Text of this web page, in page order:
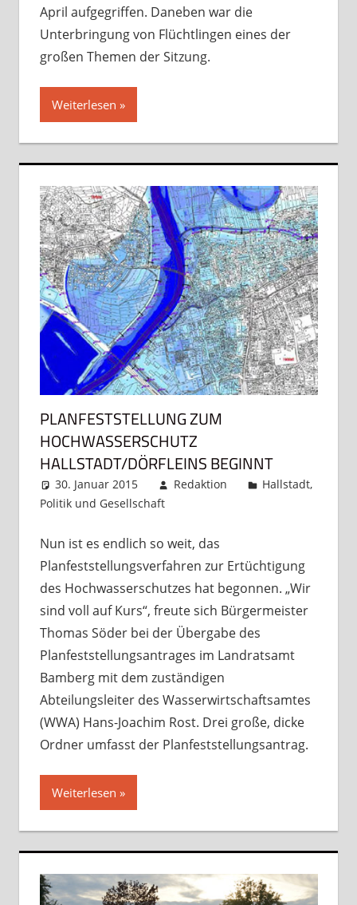
April aufgegriffen. Daneben war die
Unterbringung von Flüchtlingen eines der
großen Themen der Sitzung.
Weiterlesen
PLANFESTSTELLUNG ZUM
HOCHWASSERSCHUTZ
HALLSTADT/DÖRFLEINS BEGINNT
30. Januar 2015 Redaktion Hallstadt,
Politik und Gesellschaft
Nun ist es endlich so weit, das
Planfeststellungsverfahren zur Ertüchtigung
des Hochwasserschutzes hat begonnen. „Wir
sind voll auf Kurs“, freute sich Bürgermeister
Thomas Söder bei der Übergabe des
Planfeststellungsantrages im Landratsamt
Bamberg mit dem zuständigen
Abteilungsleiter des Wasserwirtschaftsamtes
(WWA) Hans-Joachim Rost. Drei große, dicke
Ordner umfasst der Planfeststellungsantrag.
Weiterlesen